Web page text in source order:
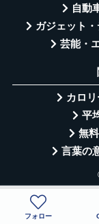
自動
ガジェット
芸能・
カロ
平
無
言葉の
フォロー